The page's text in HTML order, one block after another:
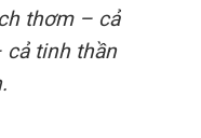
thơm – cả
cả tinh thần